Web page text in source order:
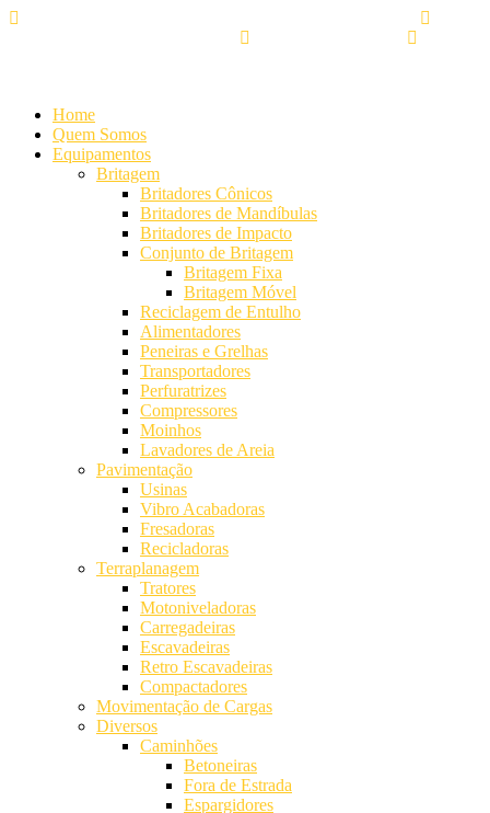
Home
Quem Somos
Equipamentos
Britagem
Britadores Cônicos
Britadores de Mandíbulas
Britadores de Impacto
Conjunto de Britagem
Britagem Fixa
Britagem Móvel
Reciclagem de Entulho
Alimentadores
Peneiras e Grelhas
Transportadores
Perfuratrizes
Compressores
Moinhos
Lavadores de Areia
Pavimentação
Usinas
Vibro Acabadoras
Fresadoras
Recicladoras
Terraplanagem
Tratores
Motoniveladoras
Carregadeiras
Escavadeiras
Retro Escavadeiras
Compactadores
Movimentação de Cargas
Diversos
Caminhões
Betoneiras
Fora de Estrada
Espargidores